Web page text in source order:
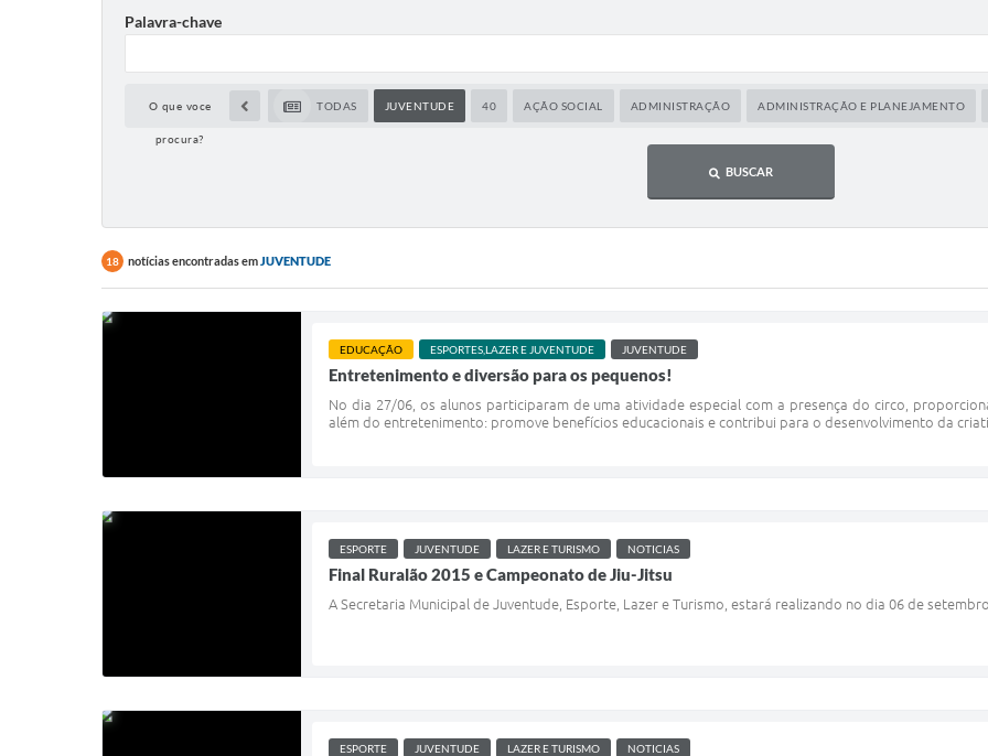
Palavra-chave
O que voce
procura?
TODAS JUVENTUDE 40 AÇÃO SOCIAL ADMINISTRAÇÃO ADMINISTRAÇÃO E PLANEJAMENTO
BUSCAR
18 notícias encontradas emJUVENTUDE
EDUCAÇÃO ESPORTES,LAZER E JUVENTUDE JUVENTUDE
Entretenimento e diversão para os pequenos!
No dia 27/06, os alunos participaram de uma atividade especial com a presença do circo,
além do entretenimento: promove benefícios educacionais e contribui para o desenvolvimento da
ESPORTE JUVENTUDE LAZER E TURISMO NOTICIAS
Final Ruralão 2015 e Campeonato de Jiu-Jitsu
A Secretaria Municipal de Juventude, Esporte, Lazer e Turismo, estará realizando no dia 06 de
ESPORTE JUVENTUDE LAZER E TURISMO NOTICIAS